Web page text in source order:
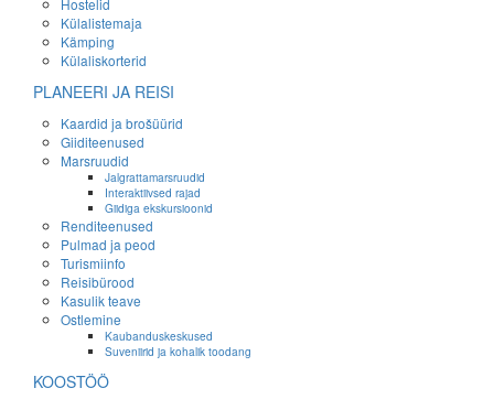
Hostelid
Külalistemaja
Kämping
Külaliskorterid
PLANEERI JA REISI
Kaardid ja brošüürid
Giiditeenused
Marsruudid
Jalgrattamarsruudid
Interaktiivsed rajad
Giidiga ekskursioonid
Renditeenused
Pulmad ja peod
Turismiinfo
Reisibürood
Kasulik teave
Ostlemine
Kaubanduskeskused
Suveniirid ja kohalik toodang
KOOSTÖÖ